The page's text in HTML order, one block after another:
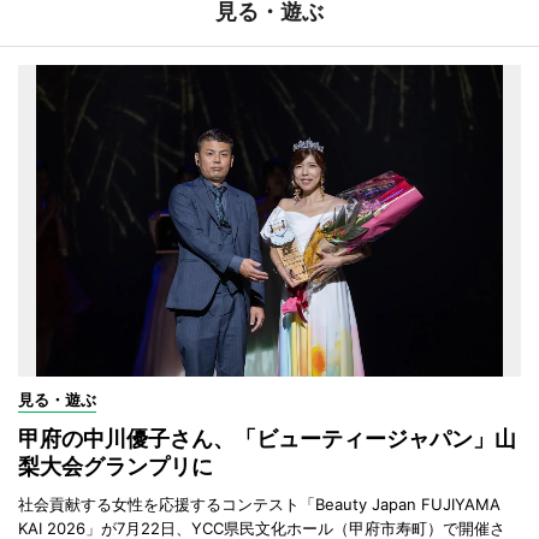
見る・遊ぶ
見る・遊ぶ
甲府の中川優子さん、「ビューティージャパン」山
梨大会グランプリに
社会貢献する女性を応援するコンテスト「Beauty Japan FUJIYAMA
KAI 2026」が7月22日、YCC県民文化ホール（甲府市寿町）で開催さ